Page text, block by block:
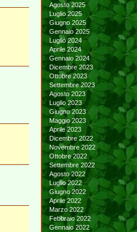
Agosto 2025
Luglio 2025
Giugno 2025
Gennaio 2025
Luglio 2024
Aprile 2024
Gennaio 2024
Dicembre 2023
Ottobre 2023
Settembre 2023
Agosto 2023
Luglio 2023
Giugno 2023
Maggio 2023
Aprile 2023
Dicembre 2022
Novembre 2022
Ottobre 2022
Settembre 2022
Agosto 2022
Luglio 2022
Giugno 2022
Aprile 2022
Marzo 2022
Febbraio 2022
Gennaio 2022